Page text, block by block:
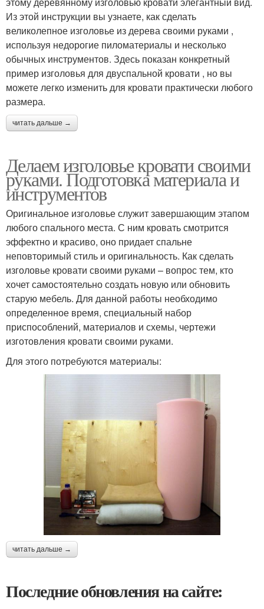
Из этой инструкции вы узнаете, как сделать
великолепное изголовье из дерева своими руками ,
используя недорогие пиломатериалы и несколько
обычных инструментов. Здесь показан конкретный
пример изголовья для двуспальной кровати , но вы
можете легко изменить для кровати практически любого
размера.
читать дальше →
Делаем изголовье кровати своими
руками. Подготовка материала и
инструментов
Оригинальное изголовье служит завершающим этапом
любого спального места. С ним кровать смотрится
эффектно и красиво, оно придает спальне
неповторимый стиль и оригинальность. Как сделать
изголовье кровати своими руками – вопрос тем, кто
хочет самостоятельно создать новую или обновить
старую мебель. Для данной работы необходимо
определенное время, специальный набор
приспособлений, материалов и схемы, чертежи
изготовления кровати своими руками.
Для этого потребуются материалы:
читать дальше →
Последние обновления на сайте: